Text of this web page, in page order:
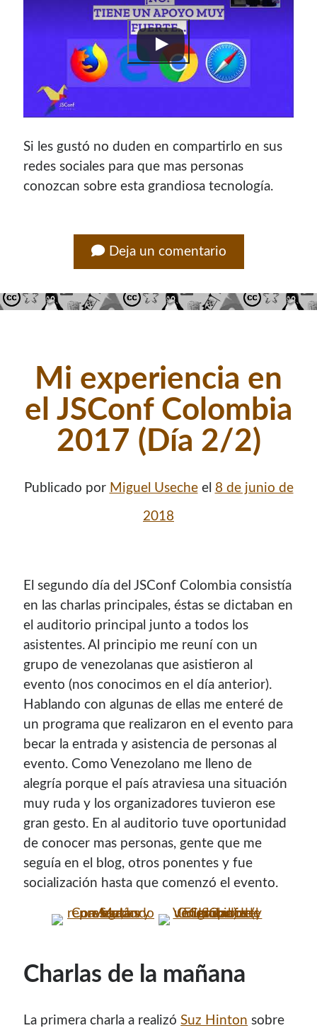
Si les gustó no duden en compartirlo en sus
redes sociales para que mas personas
conozcan sobre esta grandiosa tecnología.
Deja un comentario
Mi experiencia en
el JSConf Colombia
2017 (Día 2/2)
Publicado por Miguel Usecheel 8 de junio de
2018
El segundo día del JSConf Colombia consistía
en las charlas principales, éstas se dictaban en
el auditorio principal junto a todos los
asistentes. Al principio me reuní con un
grupo de venezolanas que asistieron al
evento (nos conocimos en el día anterior).
Hablando con algunas de ellas me enteré de
un programa que realizaron en el evento para
becar la entrada y asistencia de personas al
evento. Como Venezolano me lleno de
alegría porque el país atraviesa una situación
muy ruda y los organizadores tuvieron ese
gran gesto. En al auditorio tuve oportunidad
de conocer mas personas, gente que me
seguía en el blog, otros ponentes y fue
socialización hasta que comenzó el evento.
Charlas de la mañana
La primera charla a realizóSuz Hinton sobre